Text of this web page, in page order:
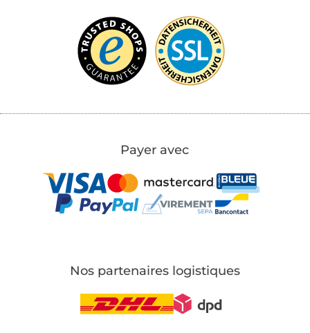
Payer avec
Nos partenaires logistiques